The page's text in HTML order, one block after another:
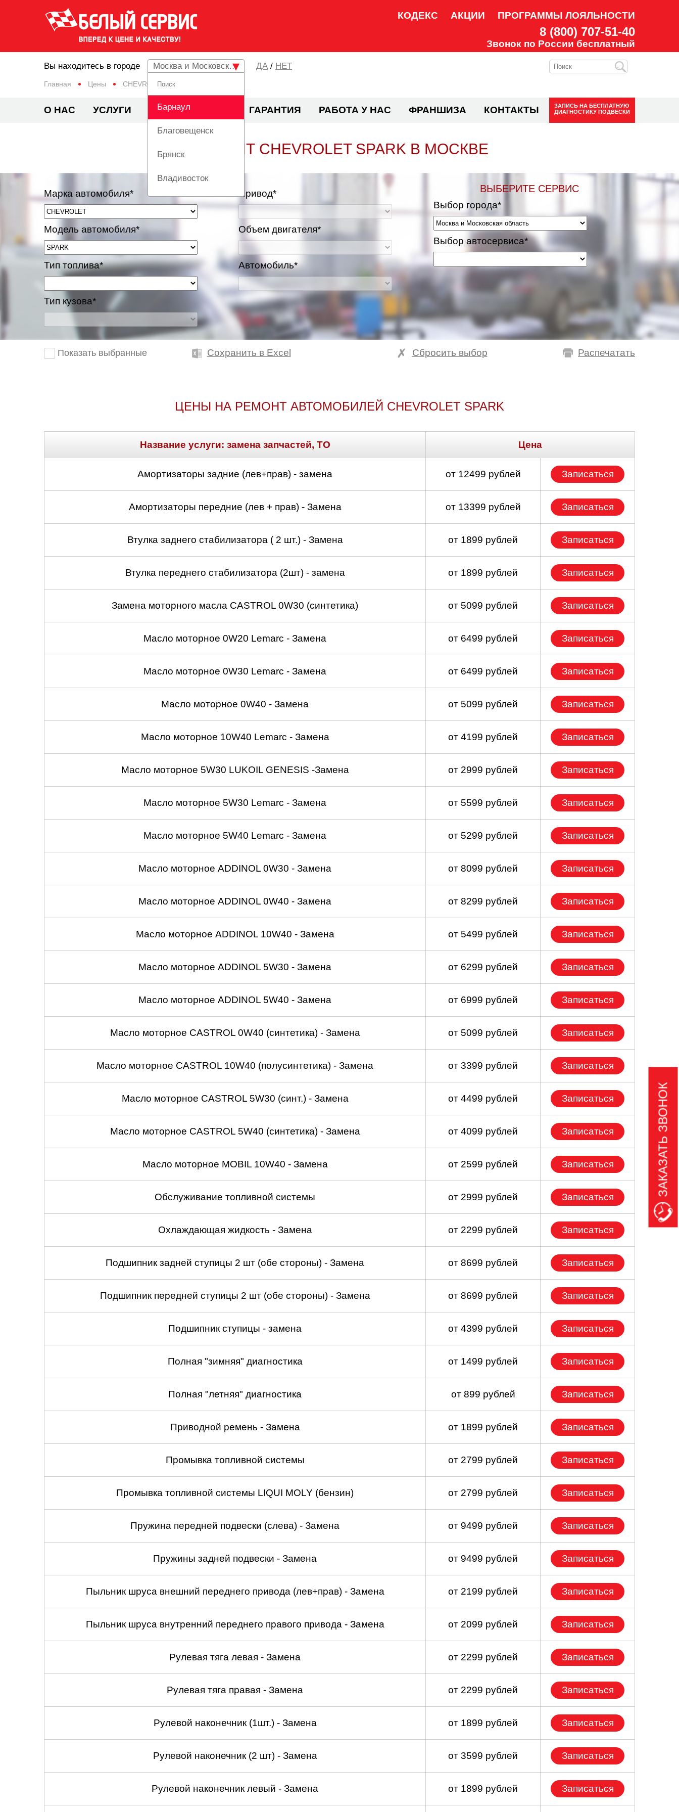
КОДЕКС АКЦИИ ПРОГРАММЫ ЛОЯЛЬНОСТИ
8 (800) 707-51-40
Звонок по России бесплатный
Главная Цены CHEVROLET
Вы находитесь в городе Москва и Московская область
Барнаул
Благовещенск
Брянск
Владивосток
Вологда
Красноярск
Мурманск
Одинцово
Оренбург
Петрозаводск
Самара
Санкт-Петербург
Саратов
Сургут
Тула
Ульяновск
Череповец
/ НЕТ
О НАС УСЛУГИ ЦЕНЫ ГАРАНТИЯ РАБОТА У НАС ФРАНШИЗА КОНТАКТЫ ЗАПИСЬ НА БЕСПЛАТНУЮ
ДИАГНОСТИКУ ПОДВЕСКИ
РЕМОНТ CHEVROLET SPARK В МОСКВЕ
Марка автомобиля*
Модель автомобиля*
Тип топлива*
Тип кузова*
Привод*
Объем двигателя*
Автомобиль*
ВЫБЕРИТЕ СЕРВИС
Выбор города*
Выбор автосервиса*
Показать выбранные Сохранить в Excel Распечатать
Сбросить выбор
ЦЕНЫ НА РЕМОНТ АВТОМОБИЛЕЙ CHEVROLET SPARK
Название услуги: замена запчастей, ТО Цена
Амортизаторы задние (лев+прав) - замена от 12499 рублей Записаться
Амортизаторы передние (лев + прав) - Замена от 13399 рублей Записаться
Втулка заднего стабилизатора ( 2 шт.) - Замена от 1899 рублей Записаться
Втулка переднего стабилизатора (2шт) - замена от 1899 рублей Записаться
Замена моторного масла CASTROL 0W30 (синтетика) от 5099 рублей Записаться
Масло моторное 0W20 Lemarc - Замена от 6499 рублей Записаться
Масло моторное 0W30 Lemarc - Замена от 6499 рублей Записаться
Масло моторное 0W40 - Замена от 5099 рублей Записаться
Масло моторное 10W40 Lemarc - Замена от 4199 рублей Записаться
Масло моторное 5W30 LUKOIL GENESIS -Замена от 2999 рублей Записаться
Масло моторное 5W30 Lemarc - Замена от 5599 рублей Записаться
Масло моторное 5W40 Lemarc - Замена от 5299 рублей Записаться
Масло моторное ADDINOL 0W30 - Замена от 8099 рублей Записаться
Масло моторное ADDINOL 0W40 - Замена от 8299 рублей Записаться
Масло моторное ADDINOL 10W40 - Замена от 5499 рублей Записаться
Масло моторное ADDINOL 5W30 - Замена от 6299 рублей Записаться
Масло моторное ADDINOL 5W40 - Замена от 6999 рублей Записаться
Масло моторное CASTROL 0W40 (синтетика) - Замена от 5099 рублей Записаться
Масло моторное CASTROL 10W40 (полусинтетика) - Замена от 3399 рублей Записаться
Масло моторное CASTROL 5W30 (синт.) - Замена от 4499 рублей Записаться
Масло моторное CASTROL 5W40 (синтетика) - Замена от 4099 рублей Записаться
Масло моторное MOBIL 10W40 - Замена от 2599 рублей Записаться
Обслуживание топливной системы от 2999 рублей Записаться
Охлаждающая жидкость - Замена от 2299 рублей Записаться
Подшипник задней ступицы 2 шт (обе стороны) - Замена от 8699 рублей Записаться
Подшипник передней ступицы 2 шт (обе стороны) - Замена от 8699 рублей Записаться
Подшипник ступицы - замена от 4399 рублей Записаться
Полная "зимняя" диагностика от 1499 рублей Записаться
Полная "летняя" диагностика от 899 рублей Записаться
Приводной ремень - Замена от 1899 рублей Записаться
Промывка топливной системы от 2799 рублей Записаться
Промывка топливной системы LIQUI MOLY (бензин) от 2799 рублей Записаться
Пружина передней подвески (слева) - Замена от 9499 рублей Записаться
Пружины задней подвески - Замена от 9499 рублей Записаться
Пыльник шруса внешний переднего привода (лев+прав) - Замена от 2199 рублей Записаться
Пыльник шруса внутренний переднего правого привода - Замена от 2099 рублей Записаться
Рулевая тяга левая - Замена от 2299 рублей Записаться
Рулевая тяга правая - Замена от 2299 рублей Записаться
Рулевой наконечник (1шт.) - Замена от 1899 рублей Записаться
Рулевой наконечник (2 шт) - Замена от 3599 рублей Записаться
Рулевой наконечник левый - Замена от 1899 рублей Записаться
ЗАКАЗАТЬ ЗВОНОК